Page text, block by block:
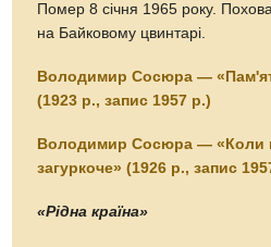
Помер 8 січня 1965 року.
на Байковому цвинтарі.
Володимир Сосюра —
(1923 р., запис 1957 р.)
Володимир Сосюра — «Коли
загуркоче» (1926 р., запис
«Рідна країна»